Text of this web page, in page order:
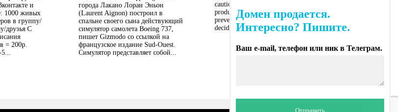
и
1000 живых
в группу/
друзья С
= 200р.
5...
города Лакано Лоран Эньон
(Laurent Aignon) построил в
спальне своего сына действующий
симулятор самолета Boeing 737,
пишет Gizmodo со ссылкой на
французское издание Sud-Ouest.
Симулятор представляет собой...
cautious about the medication or
products that are used for therapy and
prevention purposes. Before
deciding...
Домен продается.
Интересно? Пишите.
Ваш e-mail, телефон или ник в Телеграм.
Отправить